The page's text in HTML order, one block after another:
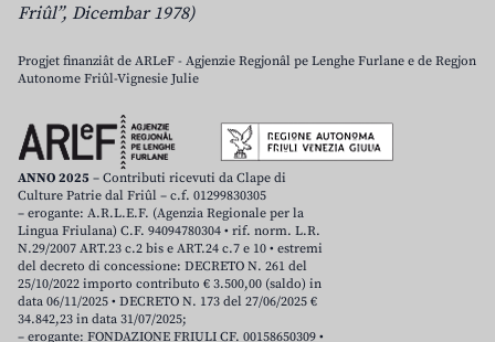
Friûl”, Dicembar 1978)
Progjet finanziât de ARLeF - Agjenzie Regjonâl pe Lenghe Furlane e de Regjon
Autonome Friûl-Vignesie Julie
ANNO 2025 – Contributi ricevuti da Clape di
Culture Patrie dal Friûl – c.f. 01299830305
– erogante: A.R.L.E.F. (Agenzia Regionale per la
Lingua Friulana) C.F. 94094780304 • rif. norm. L.R.
N.29/2007 ART.23 c.2 bis e ART.24 c.7 e 10 • estremi
del decreto di concessione: DECRETO N. 261 del
25/10/2022 importo contributo € 3.500,00 (saldo) in
data 06/11/2025 • DECRETO N. 173 del 27/06/2025 €
34.842,23 in data 31/07/2025;
– erogante: FONDAZIONE FRIULI CF. 00158650309 •